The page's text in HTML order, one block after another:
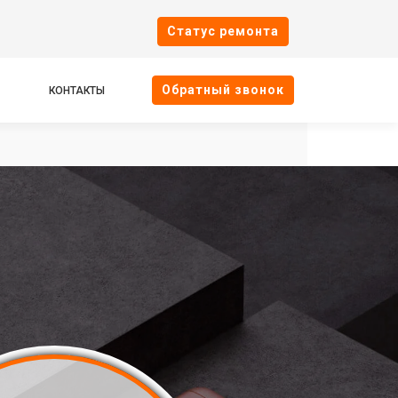
Cтатус ремонта
КОНТАКТЫ Oбратный звонок